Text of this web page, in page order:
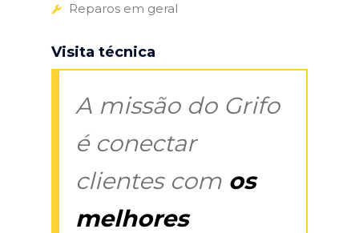
Reparos em geral
Visita técnica
A missão do Grifo
é conectar
clientes com os
melhores